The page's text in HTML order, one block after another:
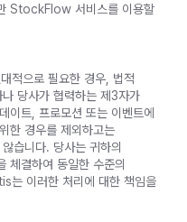
StockFlow 서비스를 이용할
적으로 필요한 경우, 법적
당사가 협력하는 제3자가
이트, 프로모션 또는 이벤트에
한 경우를 제외하고는
습니다. 당사는 귀하의
체결하여 동일한 수준의
는 이러한 처리에 대한 책임을